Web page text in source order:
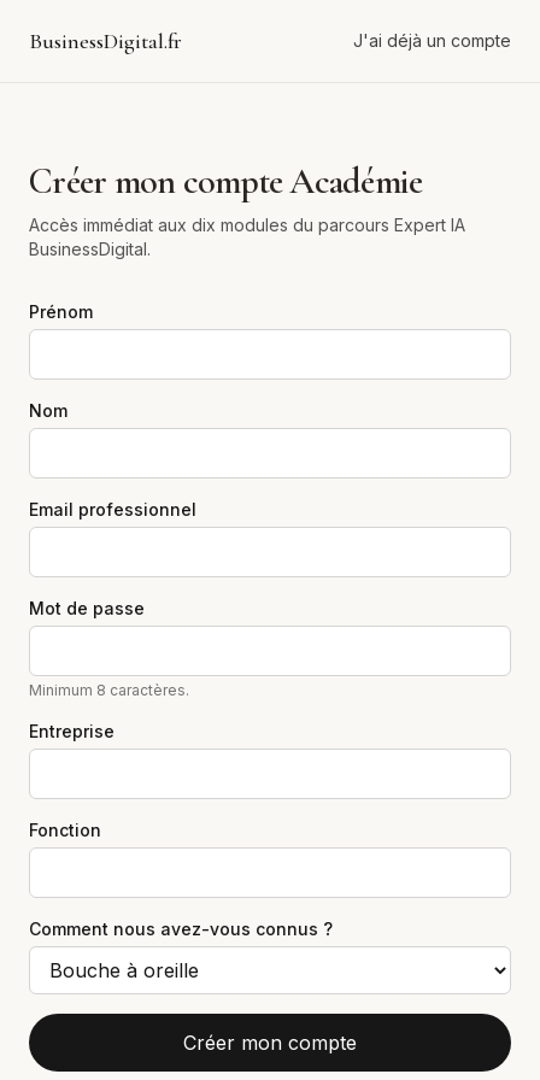
BusinessDigital.fr J'ai déjà un compte
Créer mon compte Académie
Accès immédiat aux dix modules du parcours Expert IA
BusinessDigital.
Prénom
Nom
Email professionnel
Mot de passe
Minimum 8 caractères.
Entreprise
Fonction
Comment nous avez-vous connus ?
Créer mon compte